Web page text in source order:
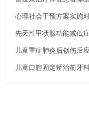
心理社会干预方案实施
症状态及智力发育情况
先天性甲状腺功能减低
儿童重症肺炎后创伤后
儿童口腔固定矫治前牙